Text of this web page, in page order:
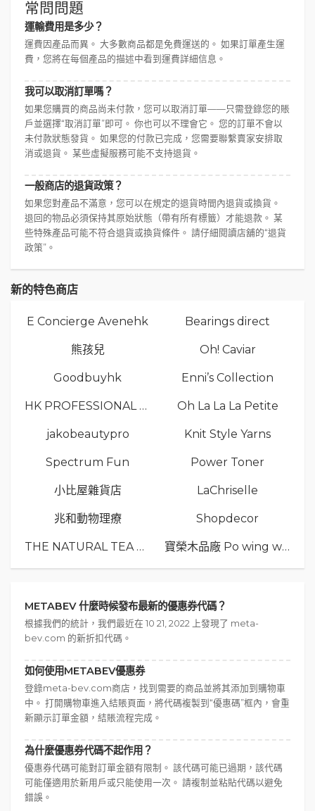
常問問題
運輸費用是多少？
運費因產品而異。 大多數商品都是免費運送的。 如果訂單產生運
費，您將在每個產品的描述中看到運費詳細信息。
我可以取消訂單嗎？
如果您購買的商品尚未付款，您可以取消訂單——只需登錄您的賬
戶並選擇“取消訂單”即可。 你也可以不理會它。 您的訂單不會以
未付款狀態發貨。 如果您的付款已完成，您需要聯繫賣家安排取
消或退貨。 某些虛擬服務可能不支持退貨。
一般商店的退貨政策？
如果您對產品不滿意，您可以在規定的退貨時間內退貨或換貨。
退回的物品必須保持其原始狀態（帶有所有標籤）才能退款。 某
些特殊產品可能不符合退貨或換貨條件。 請仔細閱讀店舖的“退貨
政策”。
新的特色商店
E Concierge Avenehk Bearings direct
熊孩兒 Oh! Caviar
Goodbuyhk Enni’s Collection
HK PROFESSIONAL TV LIMITED Oh La La La Petite
jakobeautypro Knit Style Yarns
Spectrum Fun Power Toner
小比屋雜貨店 LaChriselle
兆和動物理療 Shopdecor
THE NATURAL TEA Co. 寶榮木品廠 Po wing wood
METABEV 什麼時候發布最新的優惠券代碼？
根據我們的統計，我們最近在 10 21, 2022 上發現了 meta-
bev.com 的新折扣代碼。
如何使用METABEV優惠券
登錄meta-bev.com商店，找到需要的商品並將其添加到購物車
中。 打開購物車進入結賬頁面，將代碼複製到“優惠碼”框內，會重
新顯示訂單金額，結賬流程完成。
為什麼優惠券代碼不起作用？
優惠券代碼可能對訂單金額有限制。 該代碼可能已過期，該代碼
可能僅適用於新用戶或只能使用一次。 請複制並粘貼代碼以避免
錯誤。